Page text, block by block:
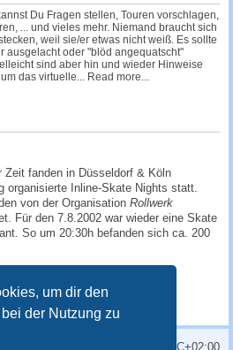
um dir den
der Nutzung zu
Du Fragen stellen, Touren vorschlagen,
... und vieles mehr. Niemand braucht sich
weil sie/er etwas nicht weiß. Es sollte
ausgelacht oder "blöd angequatscht"
sind aber hin und wieder Hinweise
das virtuelle... Read more...
Zeit fanden in Düsseldorf & Köln
organisierte Inline-Skate Nights statt.
von der Organisation Rollwerk
Für den 7.8.2002 war wieder eine Skate
So um 20:30h befanden sich ca. 200
UTC+02:00